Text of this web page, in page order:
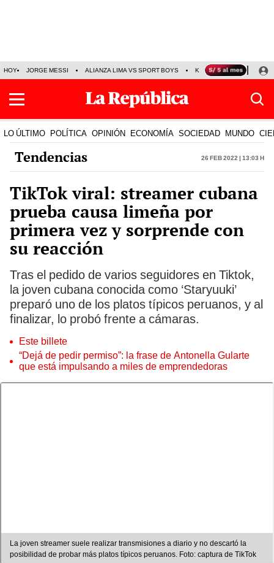
HOY JORGE MESSI ALIANZA LIMA VS SPORT BOYS KENJI FUJIMORI
LO ÚLTIMO POLÍTICA OPINIÓN ECONOMÍA SOCIEDAD MUNDO
Tendencias 26 Feb 2022 | 13:03 h
TikTok viral: streamer cubana
prueba causa limeña por
primera vez y sorprende con
su reacción
Tras el pedido de varios seguidores en Tiktok,
la joven cubana conocida como ‘Staryuuki’
preparó uno de los platos típicos peruanos, y al
finalizar, lo probó frente a cámaras.
Este billete
“Dejá de pedir permiso”: la frase de Antonella Gularte
que está impulsando a miles de emprendedoras
La joven streamer suele realizar transmisiones a diario y no descartó la
posibilidad de probar más platos típicos peruanos. Foto: captura de TikTok